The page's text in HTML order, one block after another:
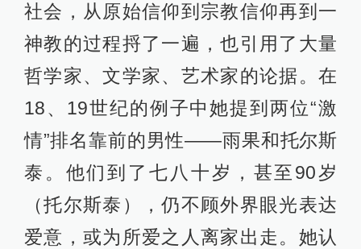
社会，从原始信仰到宗教信仰再到一
神教的过程捋了一遍，也引用了大量
哲学家、文学家、艺术家的论据。在
18、19世纪的例子中她提到两位“激
情”排名靠前的男性——雨果和托尔斯
泰。他们到了七八十岁，甚至90岁
（托尔斯泰），仍不顾外界眼光表达
爱意，或为所爱之人离家出走。她认